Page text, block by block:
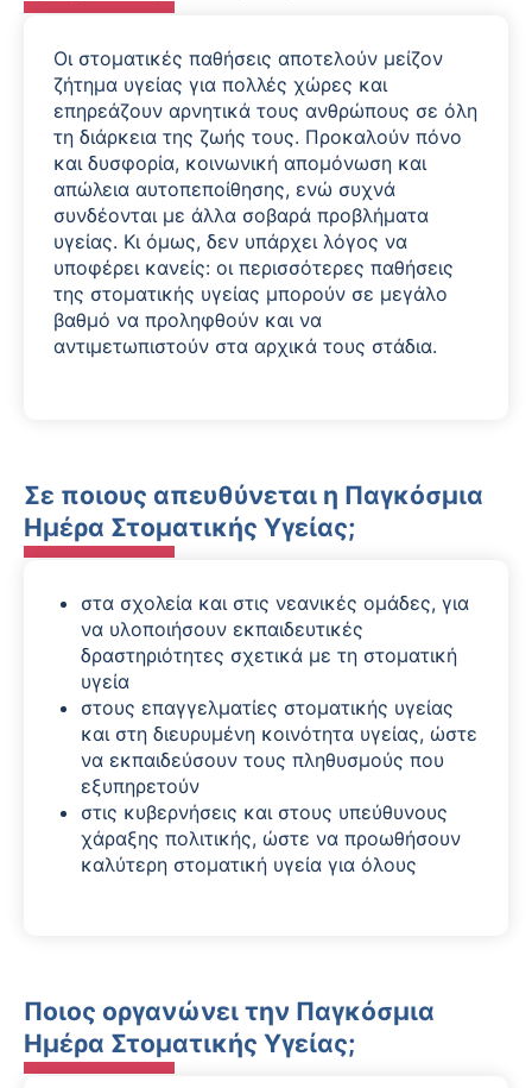
Οι στοματικές παθήσεις αποτελούν μείζον
ζήτημα υγείας για πολλές χώρες και
επηρεάζουν αρνητικά τους ανθρώπους σε όλη
τη διάρκεια της ζωής τους. Προκαλούν πόνο
και δυσφορία, κοινωνική απομόνωση και
απώλεια αυτοπεποίθησης, ενώ συχνά
συνδέονται με άλλα σοβαρά προβλήματα
υγείας. Κι όμως, δεν υπάρχει λόγος να
υποφέρει κανείς: οι περισσότερες παθήσεις
της στοματικής υγείας μπορούν σε μεγάλο
βαθμό να προληφθούν και να
αντιμετωπιστούν στα αρχικά τους στάδια.
Σε ποιους απευθύνεται η Παγκόσμια
Ημέρα Στοματικής Υγείας;
στα σχολεία και στις νεανικές ομάδες, για
να υλοποιήσουν εκπαιδευτικές
δραστηριότητες σχετικά με τη στοματική
υγεία
στους επαγγελματίες στοματικής υγείας
και στη διευρυμένη κοινότητα υγείας, ώστε
να εκπαιδεύσουν τους πληθυσμούς που
εξυπηρετούν
στις κυβερνήσεις και στους υπεύθυνους
χάραξης πολιτικής, ώστε να προωθήσουν
καλύτερη στοματική υγεία για όλους
Ποιος οργανώνει την Παγκόσμια
Ημέρα Στοματικής Υγείας;